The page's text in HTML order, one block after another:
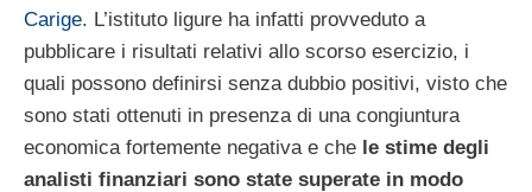
Carige. L’istituto ligure ha infatti provveduto a
pubblicare i risultati relativi allo scorso esercizio, i
quali possono definirsi senza dubbio positivi, visto che
sono stati ottenuti in presenza di una congiuntura
economica fortemente negativa e che le stime degli
analisti finanziari sono state superate in modo